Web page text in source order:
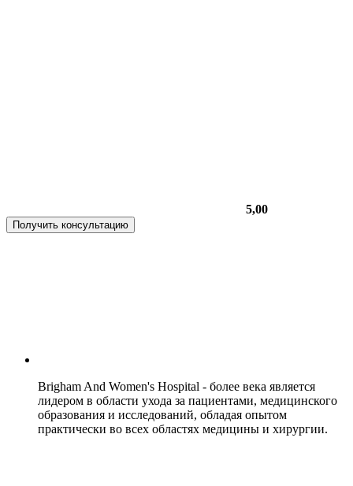
5,00
Получить консультацию
Brigham And Women's Hospital - более века является
лидером в области ухода за пациентами, медицинского
образования и исследований, обладая опытом
практически во всех областях медицины и хирургии.